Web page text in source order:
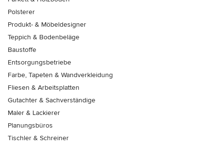
Polsterer
Produkt- & Möbeldesigner
Teppich & Bodenbeläge
Baustoffe
Entsorgungsbetriebe
Farbe, Tapeten & Wandverkleidung
Fliesen & Arbeitsplatten
Gutachter & Sachverständige
Maler & Lackierer
Planungsbüros
Tischler & Schreiner